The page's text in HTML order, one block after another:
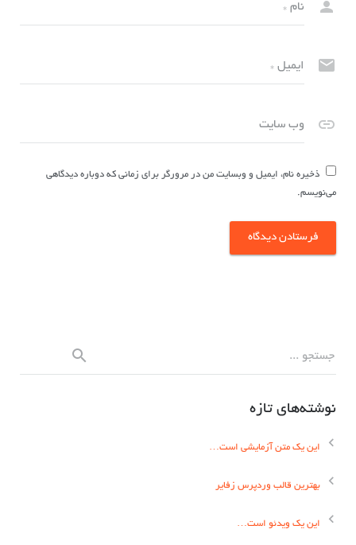
نام *
ایمیل *
وب سایت
ذخیره نام، ایمیل و وبسایت من در مرورگر برای زمانی که دوباره دیدگاهی
می‌نویسم.
نوشته‌های تازه
این یک متن آزمایشی است…
بهترین قالب وردپرس زفایر
این یک ویدئو است…